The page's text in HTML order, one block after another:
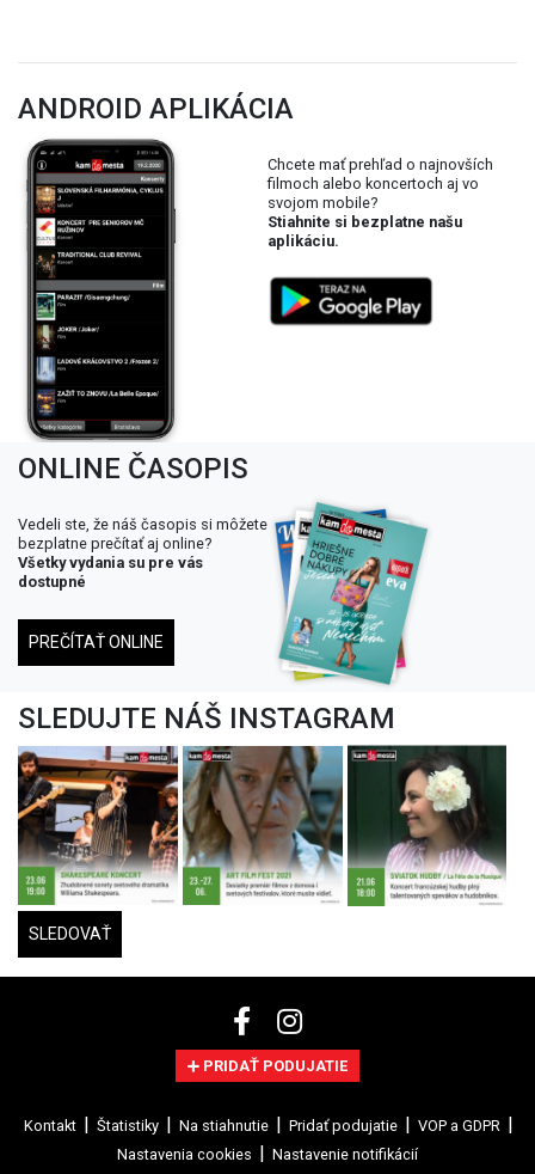
ANDROID APLIKÁCIA
Chcete mať prehľad o najnovších
filmoch alebo koncertoch aj vo
svojom mobile?
Stiahnite si bezplatne našu
aplikáciu.
ONLINE ČASOPIS
Vedeli ste, že náš časopis si môžete
bezplatne prečítať aj online?
Všetky vydania su pre vás
dostupné
PREČÍTAŤ ONLINE
SLEDUJTE NÁŠ INSTAGRAM
SLEDOVAŤ
PRIDAŤ PODUJATIE
Kontakt Štatistiky Na stiahnutie Pridať podujatie
VOP a GDPR
Nastavenia cookies
Nastavenie notifikácií